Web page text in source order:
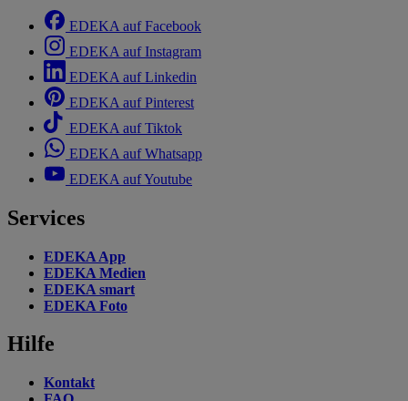
EDEKA auf Facebook
EDEKA auf Instagram
EDEKA auf Linkedin
EDEKA auf Pinterest
EDEKA auf Tiktok
EDEKA auf Whatsapp
EDEKA auf Youtube
Services
EDEKA App
EDEKA Medien
EDEKA smart
EDEKA Foto
Hilfe
Kontakt